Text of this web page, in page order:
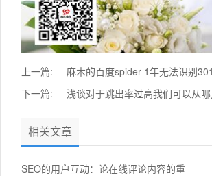
上一篇:
麻木的百度spider 1年无法识别301
下一篇:
浅谈对于跳出率过高我们可以从
相关文章
SEO的用户互动：论在线评论内容的重